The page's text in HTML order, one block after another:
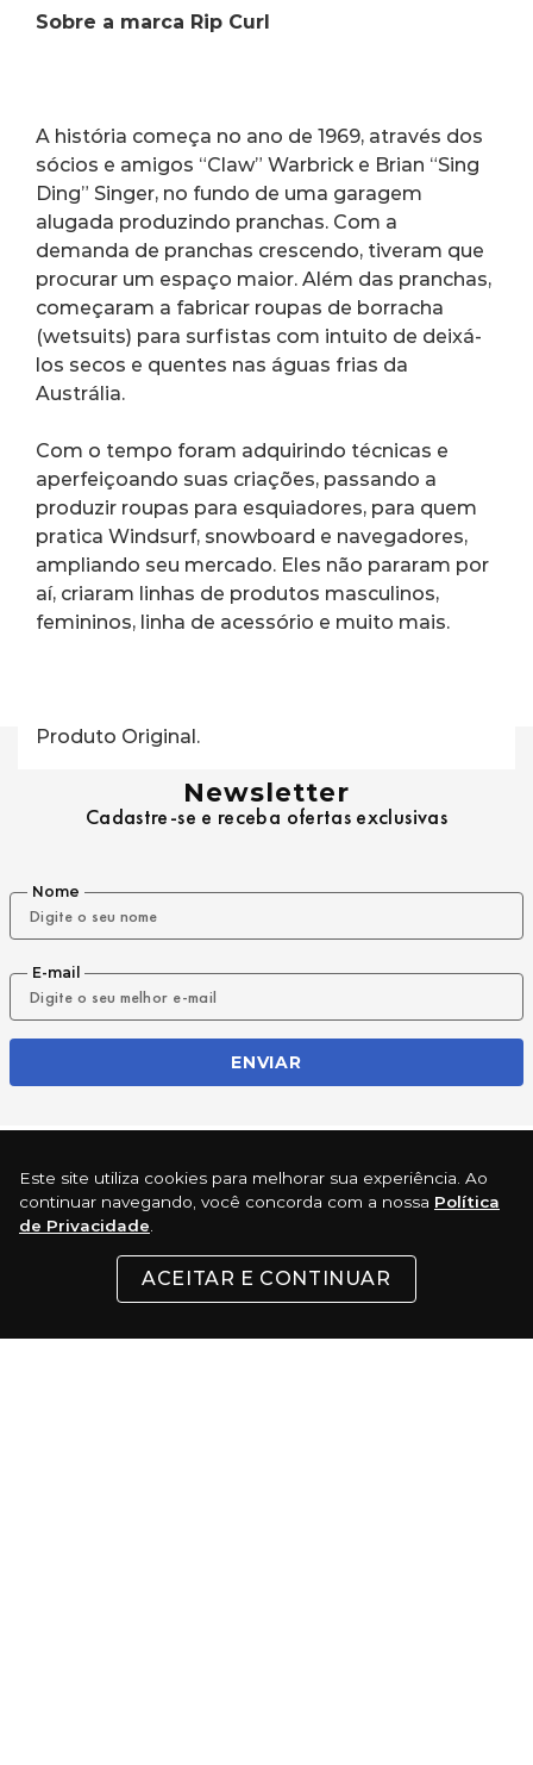
Este site utiliza cookies para melhorar sua experiência. Ao
continuar navegando, você concorda com a nossa Política
de Privacidade
ACEITAR E CONTINUAR
Sobre a marca Rip Curl
A história começa no ano de 1969, através dos
sócios e amigos “Claw” Warbrick e Brian “Sing
Ding” Singer, no fundo de uma garagem
alugada produzindo pranchas. Com a
demanda de pranchas crescendo, tiveram que
procurar um espaço maior. Além das pranchas,
começaram a fabricar roupas de borracha
(wetsuits) para surfistas com intuito de deixá-
los secos e quentes nas águas frias da
Austrália.
Com o tempo foram adquirindo técnicas e
aperfeiçoando suas criações, passando a
produzir roupas para esquiadores, para quem
pratica Windsurf, snowboard e navegadores,
ampliando seu mercado. Eles não pararam por
aí, criaram linhas de produtos masculinos,
femininos, linha de acessório e muito mais.
Produto Original.
Newsletter
Cadastre-se e receba ofertas exclusivas
Nome
E-mail
ENVIAR
INSTITUCIONAL